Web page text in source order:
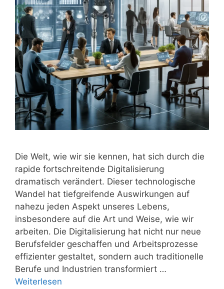
Die Welt, wie wir sie kennen, hat sich durch die
rapide fortschreitende Digitalisierung
dramatisch verändert. Dieser technologische
Wandel hat tiefgreifende Auswirkungen auf
nahezu jeden Aspekt unseres Lebens,
insbesondere auf die Art und Weise, wie wir
arbeiten. Die Digitalisierung hat nicht nur neue
Berufsfelder geschaffen und Arbeitsprozesse
effizienter gestaltet, sondern auch traditionelle
Berufe und Industrien transformiert …
Weiterlesen